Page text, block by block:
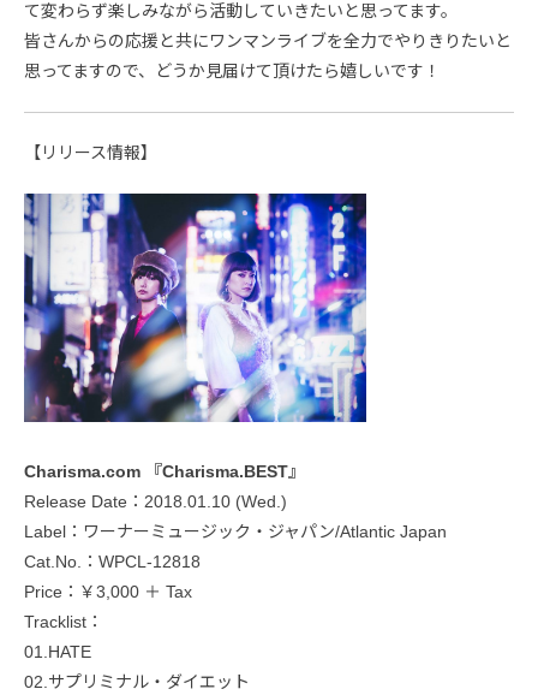
て変わらず楽しみながら活動していきたいと思ってます。
皆さんからの応援と共にワンマンライブを全力でやりきりたいと
思ってますので、どうか見届けて頂けたら嬉しいです！
【リリース情報】
Charisma.com 『Charisma.BEST』
Release Date：2018.01.10 (Wed.)
Label：ワーナーミュージック・ジャパン/Atlantic Japan
Cat.No.：WPCL-12818
Price：￥3,000 ＋ Tax
Tracklist：
01.HATE
02.サプリミナル・ダイエット